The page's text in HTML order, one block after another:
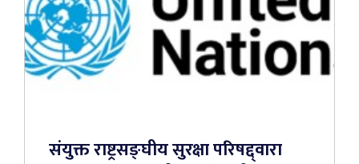
संयुक्त राष्ट्रसङ्घीय सुरक्षा परिषद्द्वारा